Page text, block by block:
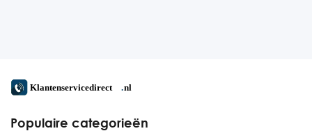
Populaire categorieën